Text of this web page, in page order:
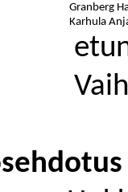
Granberg
Karhula